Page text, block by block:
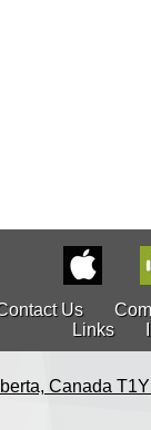
Us
Links
Canada